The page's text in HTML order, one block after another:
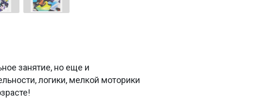
занятие, но еще и
логики, мелкой моторики